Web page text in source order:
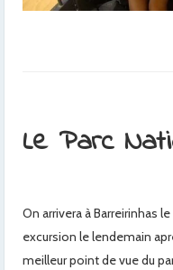
Le Parc
On arrivera à Barreirinhas
excursion le lendemain
meilleur point de vue du